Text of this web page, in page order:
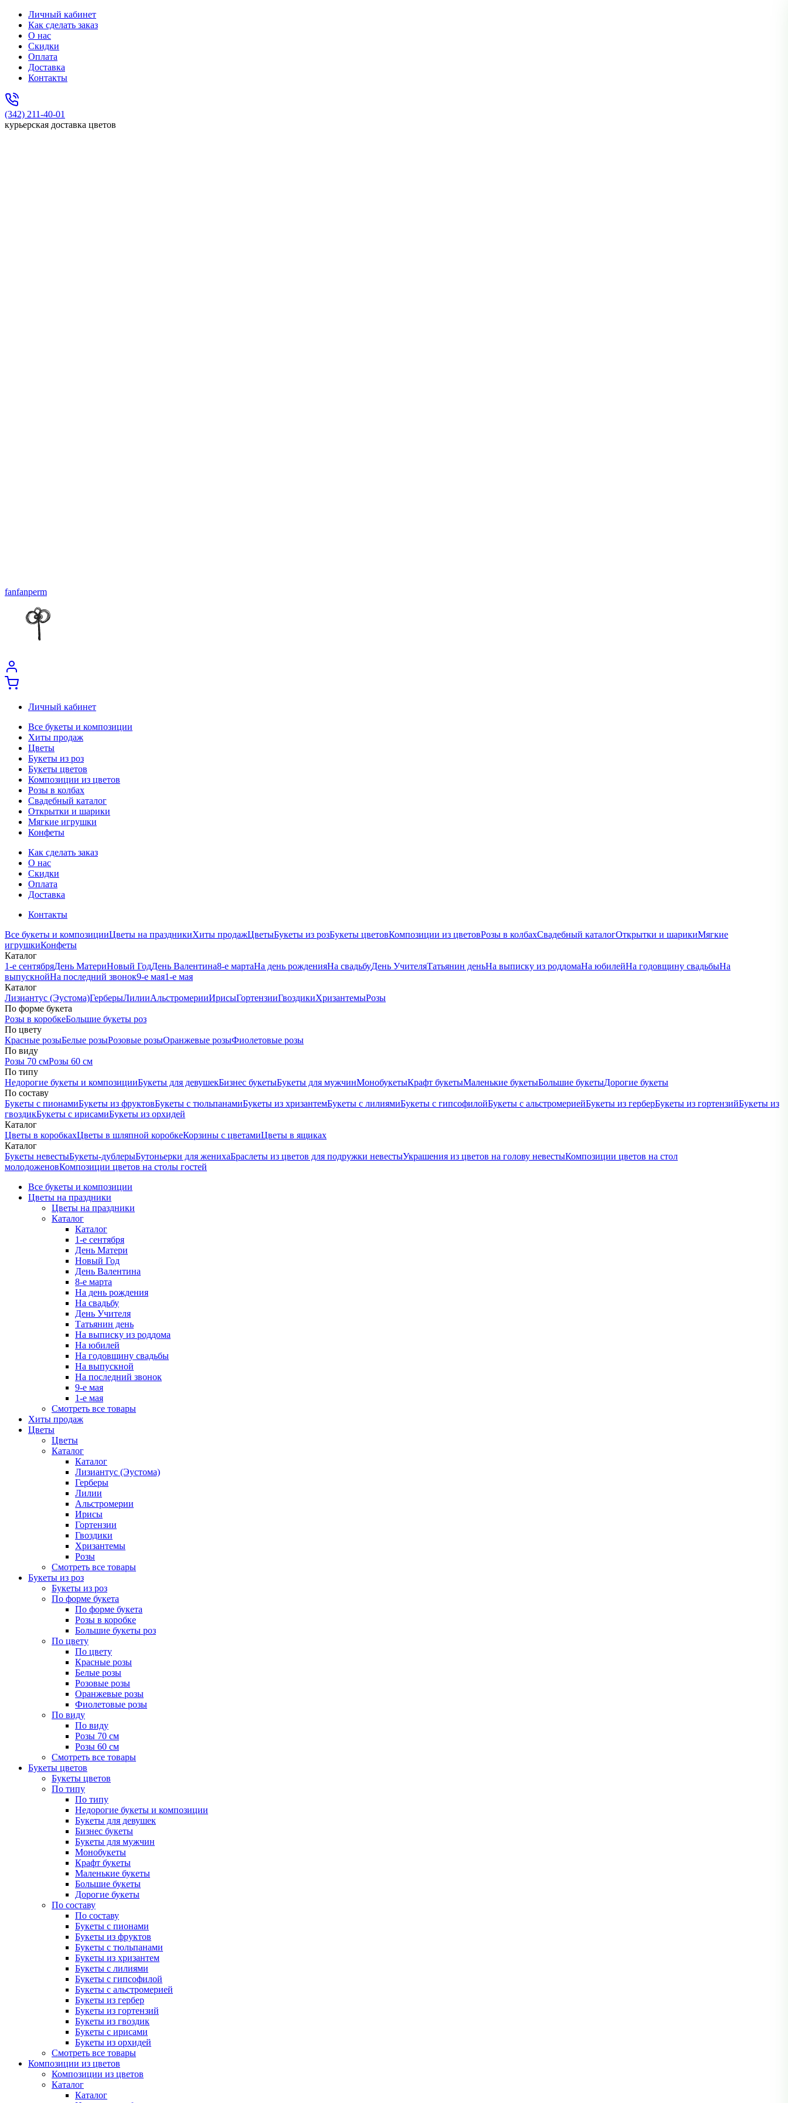
Личный кабинет
Как сделать заказ
О нас
Скидки
Оплата
Доставка
Контакты
(342) 211-40-01
курьерская доставка цветов
fanfanperm
Личный кабинет
Все букеты и композиции
Хиты продаж
Цветы
Букеты из роз
Букеты цветов
Композиции из цветов
Розы в колбах
Свадебный каталог
Открытки и шарики
Мягкие игрушки
Конфеты
Как сделать заказ
О нас
Скидки
Оплата
Доставка
Контакты
Все букеты и композицииЦветы на праздникиХиты продажЦветыБукеты из розБукеты цветовКомпозиции из цветовРозы в колбахСвадебный каталогОткрытки и шарикиМягкие
игрушкиКонфеты
Каталог
1-е сентябряДень МатериНовый ГодДень Валентина8-е мартаНа день рожденияНа свадьбуДень УчителяТатьянин деньНа выписку из роддомаНа юбилейНа годовщину свадьбыНа
выпускнойНа последний звонок9-е мая1-е мая
Каталог
Лизиантус (Эустома)ГерберыЛилииАльстромерииИрисыГортензииГвоздикиХризантемыРозы
По форме букета
Розы в коробкеБольшие букеты роз
По цвету
Красные розыБелые розыРозовые розыОранжевые розыФиолетовые розы
По виду
Розы 70 смРозы 60 см
По типу
Недорогие букеты и композицииБукеты для девушекБизнес букетыБукеты для мужчинМонобукетыКрафт букетыМаленькие букетыБольшие букетыДорогие букеты
По составу
Букеты с пионамиБукеты из фруктовБукеты с тюльпанамиБукеты из хризантемБукеты с лилиямиБукеты с гипсофилойБукеты с альстромериейБукеты из герберБукеты из гортензийБукеты из
гвоздикБукеты с ирисамиБукеты из орхидей
Каталог
Цветы в коробкахЦветы в шляпной коробкеКорзины с цветамиЦветы в ящиках
Каталог
Букеты невестыБукеты-дублерыБутоньерки для женихаБраслеты из цветов для подружки невестыУкрашения из цветов на голову невестыКомпозиции цветов на стол
молодоженовКомпозиции цветов на столы гостей
Все букеты и композиции
Цветы на праздники
Цветы на праздники
Каталог
Каталог
1-е сентября
День Матери
Новый Год
День Валентина
8-е марта
На день рождения
На свадьбу
День Учителя
Татьянин день
На выписку из роддома
На юбилей
На годовщину свадьбы
На выпускной
На последний звонок
9-е мая
1-е мая
Смотреть все товары
Хиты продаж
Цветы
Цветы
Каталог
Каталог
Лизиантус (Эустома)
Герберы
Лилии
Альстромерии
Ирисы
Гортензии
Гвоздики
Хризантемы
Розы
Смотреть все товары
Букеты из роз
Букеты из роз
По форме букета
По форме букета
Розы в коробке
Большие букеты роз
По цвету
По цвету
Красные розы
Белые розы
Розовые розы
Оранжевые розы
Фиолетовые розы
По виду
По виду
Розы 70 см
Розы 60 см
Смотреть все товары
Букеты цветов
Букеты цветов
По типу
По типу
Недорогие букеты и композиции
Букеты для девушек
Бизнес букеты
Букеты для мужчин
Монобукеты
Крафт букеты
Маленькие букеты
Большие букеты
Дорогие букеты
По составу
По составу
Букеты с пионами
Букеты из фруктов
Букеты с тюльпанами
Букеты из хризантем
Букеты с лилиями
Букеты с гипсофилой
Букеты с альстромерией
Букеты из гербер
Букеты из гортензий
Букеты из гвоздик
Букеты с ирисами
Букеты из орхидей
Смотреть все товары
Композиции из цветов
Композиции из цветов
Каталог
Каталог